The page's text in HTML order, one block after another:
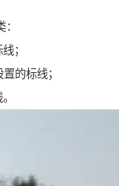
；
的标线；